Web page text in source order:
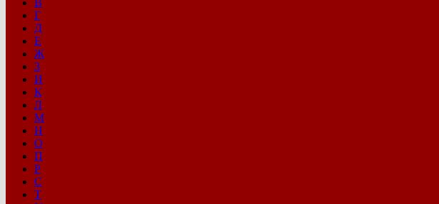
В
Г
Д
Е
Ж
З
И
К
Л
М
Н
О
П
Р
С
Т